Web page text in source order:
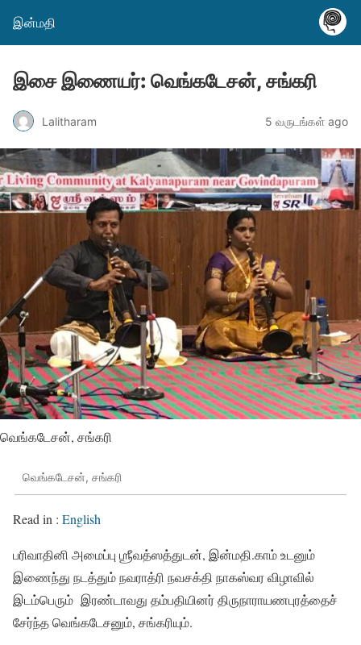
இன்மதி
இசை இணையர்: வெங்கடேசன், சங்கரி
Lalitharam 5 வருடங்கள் ago
வெங்கடேசன், சங்கரி
வெங்கடேசன், சங்கரி
Read in : English
பரிவாதினி அமைப்பு ஶ்ரீவத்ஸத்துடன், இன்மதி.காம் உடனும்
இணைந்து நடத்தும் நவராத்ரி நவசக்தி நாகஸ்வர விழாவில்
இடம்பெரும் இரண்டாவது தம்பதியினர் திருநாராயணபுரத்தைச்
சேர்ந்த வெங்கடேசனும், சங்கரியும்.